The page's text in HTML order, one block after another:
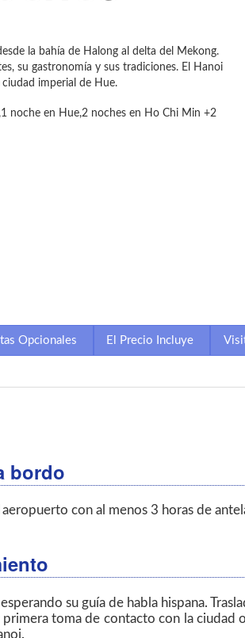
la bahía de Halong al delta del Mekong.
su gastronomía y sus tradiciones. El Hanoi
imperial de Hue.
noche en Hue,2 noches en Ho Chi Min +2
Opcionales El Precio Incluye
bordo
con al menos 3 horas de
su guía de habla hispana.
toma de contacto con la